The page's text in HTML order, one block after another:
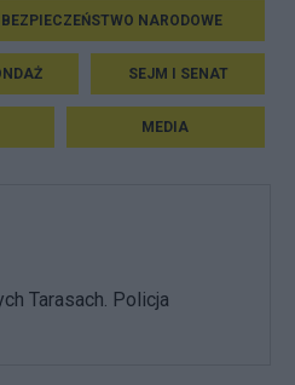
BEZPIECZEŃSTWO NARODOWE
SEJM I SENAT
MEDIA
Tarasach. Policja